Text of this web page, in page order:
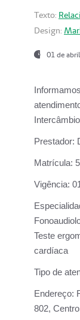
Texto:
Design:
01 de
Prestador:
Matrícula:
Vigência:
Teste
cardíaca
Tipo de
Endereço:
802,